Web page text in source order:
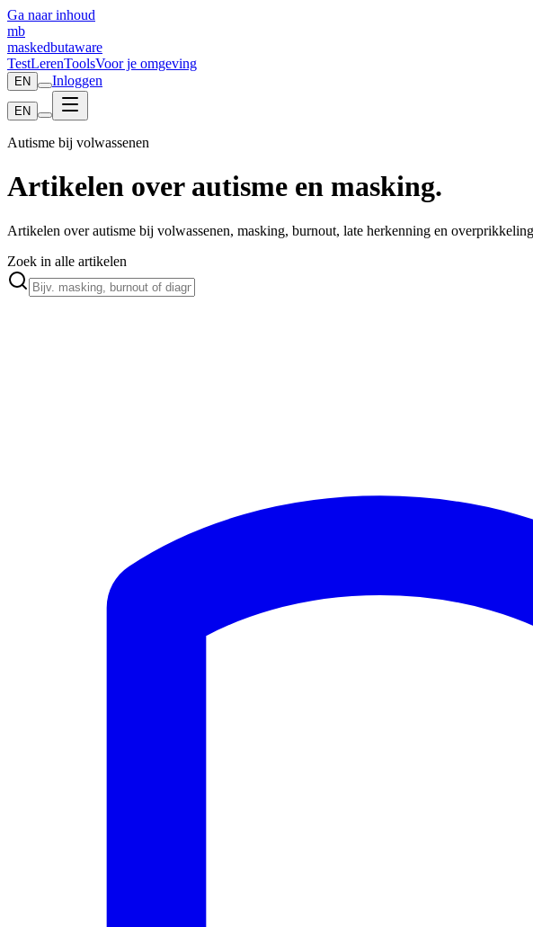
Ga naar inhoud
mb
maskedbutaware
TestLerenToolsVoor je omgeving
EN Inloggen
EN
Autisme bij volwassenen
Artikelen over autisme en masking.
Artikelen over autisme bij volwassenen, masking, burnout, late herkenning en
Zoek in alle artikelen